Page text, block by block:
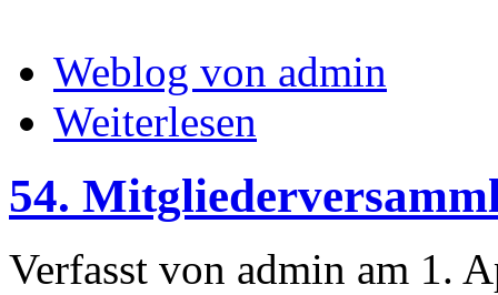
Weblog von admin
Weiterlesen
54.
Verfasst von admin am 1.